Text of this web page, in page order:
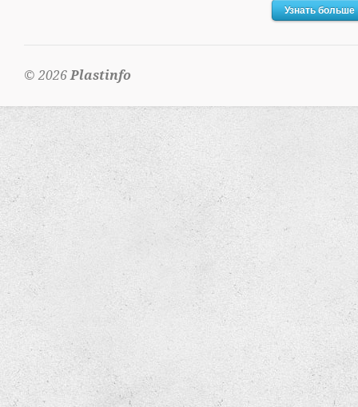
Узнать больше
© 2026Plastinfo